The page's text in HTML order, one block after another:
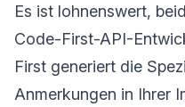
Es ist lohnenswert,
Code-First-API-
First generiert die
Anmerkungen in Ihrer